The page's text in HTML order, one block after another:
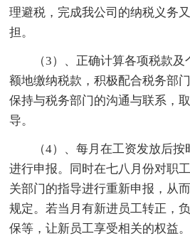
理避税，完成我公司的纳税义务
担。
（3）、正确计算各项税款
额地缴纳税款，积极配合税务部
保持与税务部门的沟通与联系，
导。
（4）、每月在工资发放后
进行申报。同时在七八月份对职
关部门的指导进行重新申报，从
规定。若当月有新进员工转正，
保等，让新员工享受相关的权益。